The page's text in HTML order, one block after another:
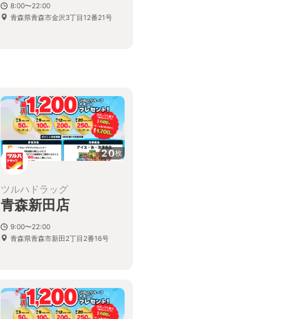
8:00〜22:00
青森県青森市金沢3丁目12番21号
20枚
ツルハドラッグ
青森新田店
9:00〜22:00
青森県青森市新田2丁目2番16号